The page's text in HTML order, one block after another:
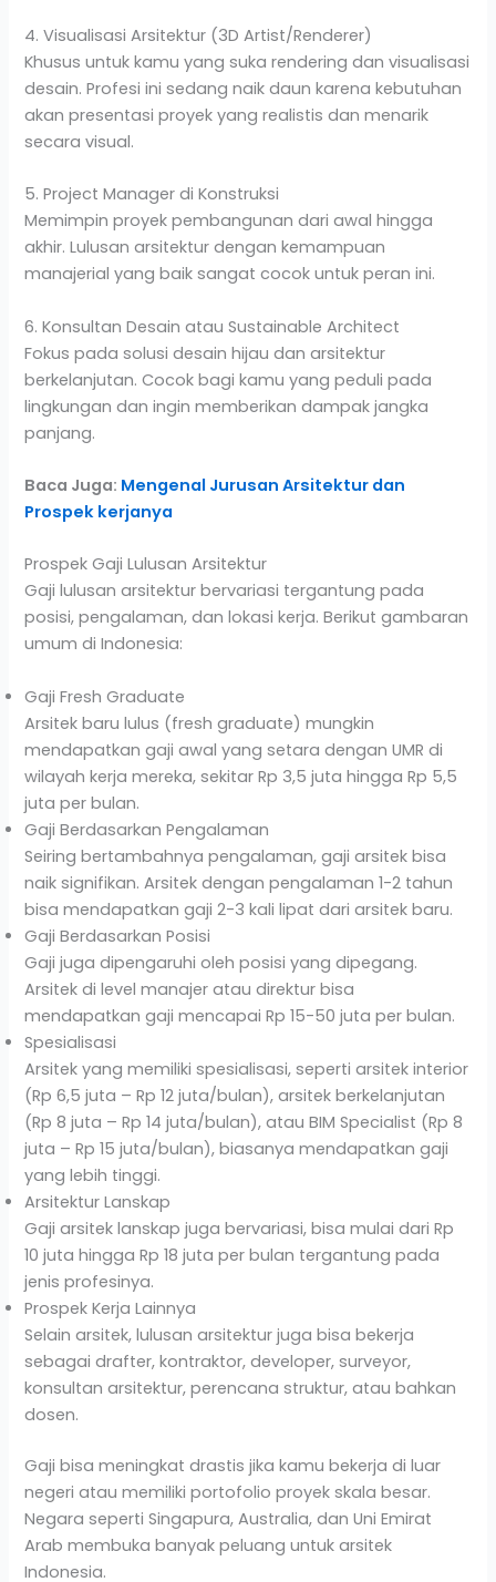
4. Visualisasi Arsitektur (3D Artist/Renderer)
Khusus untuk kamu yang suka rendering dan visualisasi
desain. Profesi ini sedang naik daun karena kebutuhan
akan presentasi proyek yang realistis dan menarik
secara visual.
5. Project Manager di Konstruksi
Memimpin proyek pembangunan dari awal hingga
akhir. Lulusan arsitektur dengan kemampuan
manajerial yang baik sangat cocok untuk peran ini.
6. Konsultan Desain atau Sustainable Architect
Fokus pada solusi desain hijau dan arsitektur
berkelanjutan. Cocok bagi kamu yang peduli pada
lingkungan dan ingin memberikan dampak jangka
panjang.
Baca Juga: Mengenal Jurusan Arsitektur dan
Prospek kerjanya
Prospek Gaji Lulusan Arsitektur
Gaji lulusan arsitektur bervariasi tergantung pada
posisi, pengalaman, dan lokasi kerja. Berikut gambaran
umum di Indonesia:
Gaji Fresh Graduate
Arsitek baru lulus (fresh graduate) mungkin
mendapatkan gaji awal yang setara dengan UMR di
wilayah kerja mereka, sekitar Rp 3,5 juta hingga Rp 5,5
juta per bulan.
Gaji Berdasarkan Pengalaman
Seiring bertambahnya pengalaman, gaji arsitek bisa
naik signifikan. Arsitek dengan pengalaman 1-2 tahun
bisa mendapatkan gaji 2-3 kali lipat dari arsitek baru.
Gaji Berdasarkan Posisi
Gaji juga dipengaruhi oleh posisi yang dipegang.
Arsitek di level manajer atau direktur bisa
mendapatkan gaji mencapai Rp 15-50 juta per bulan.
Spesialisasi
Arsitek yang memiliki spesialisasi, seperti arsitek interior
(Rp 6,5 juta – Rp 12 juta/bulan), arsitek berkelanjutan
(Rp 8 juta – Rp 14 juta/bulan), atau BIM Specialist (Rp 8
juta – Rp 15 juta/bulan), biasanya mendapatkan gaji
yang lebih tinggi.
Arsitektur Lanskap
Gaji arsitek lanskap juga bervariasi, bisa mulai dari Rp
10 juta hingga Rp 18 juta per bulan tergantung pada
jenis profesinya.
Prospek Kerja Lainnya
Selain arsitek, lulusan arsitektur juga bisa bekerja
sebagai drafter, kontraktor, developer, surveyor,
konsultan arsitektur, perencana struktur, atau bahkan
dosen.
Gaji bisa meningkat drastis jika kamu bekerja di luar
negeri atau memiliki portofolio proyek skala besar.
Negara seperti Singapura, Australia, dan Uni Emirat
Arab membuka banyak peluang untuk arsitek
Indonesia.